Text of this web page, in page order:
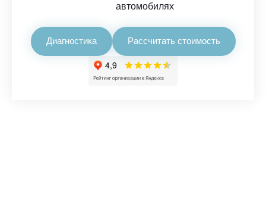
автомобилях
Диагностика Рассчитать стоимость